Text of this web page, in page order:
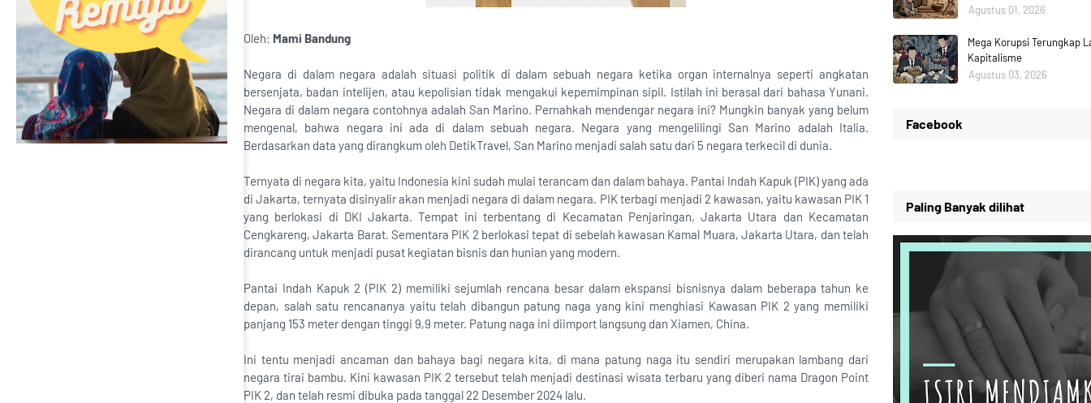
Oleh: Mami Bandung
Negara di dalam negara adalah situasi politik di dalam sebuah negara ketika organ internalnya seperti angkatan
bersenjata, badan intelijen, atau kepolisian tidak mengakui kepemimpinan sipil. Istilah ini berasal dari bahasa Yunani.
Negara di dalam negara contohnya adalah San Marino. Pernahkah mendengar negara ini? Mungkin banyak yang belum
mengenal, bahwa negara ini ada di dalam sebuah negara. Negara yang mengelilingi San Marino adalah Italia.
Berdasarkan data yang dirangkum oleh DetikTravel, San Marino menjadi salah satu dari 5 negara terkecil di dunia.
Ternyata di negara kita, yaitu Indonesia kini sudah mulai terancam dan dalam bahaya. Pantai Indah Kapuk (PIK) yang ada
di Jakarta, ternyata disinyalir akan menjadi negara di dalam negara. PIK terbagi menjadi 2 kawasan, yaitu kawasan PIK 1
yang berlokasi di DKI Jakarta. Tempat ini terbentang di Kecamatan Penjaringan, Jakarta Utara dan Kecamatan
Cengkareng, Jakarta Barat. Sementara PIK 2 berlokasi tepat di sebelah kawasan Kamal Muara, Jakarta Utara, dan telah
dirancang untuk menjadi pusat kegiatan bisnis dan hunian yang modern.
Pantai Indah Kapuk 2 (PIK 2) memiliki sejumlah rencana besar dalam ekspansi bisnisnya dalam beberapa tahun ke
depan, salah satu rencananya yaitu telah dibangun patung naga yang kini menghiasi Kawasan PIK 2 yang memiliki
panjang 153 meter dengan tinggi 9,9 meter. Patung naga ini diimport langsung dan Xiamen, China.
Ini tentu menjadi ancaman dan bahaya bagi negara kita, di mana patung naga itu sendiri merupakan lambang dari
negara tirai bambu. Kini kawasan PIK 2 tersebut telah menjadi destinasi wisata terbaru yang diberi nama Dragon Point
PIK 2, dan telah resmi dibuka pada tanggal 22 Desember 2024 lalu.
Agustus 01, 2026
Mega Korupsi Terungkap
Kapitalisme
Agustus 03, 2026
Facebook
Paling Banyak dilihat